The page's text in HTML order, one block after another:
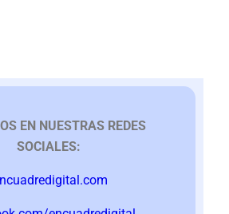
EN NUESTRAS REDES
SOCIALES: